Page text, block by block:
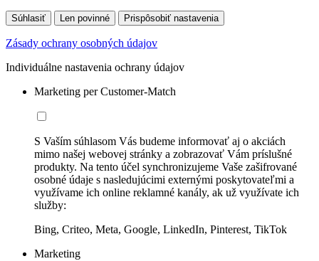
Súhlasiť Len povinné Prispôsobiť nastavenia
Zásady ochrany osobných údajov
Individuálne nastavenia ochrany údajov
Marketing per Customer-Match
S Vaším súhlasom Vás budeme informovať aj o akciách
mimo našej webovej stránky a zobrazovať Vám príslušné
produkty. Na tento účel synchronizujeme Vaše zašifrované
osobné údaje s nasledujúcimi externými poskytovateľmi a
využívame ich online reklamné kanály, ak už využívate ich
služby:
Bing, Criteo, Meta, Google, LinkedIn, Pinterest, TikTok
Marketing